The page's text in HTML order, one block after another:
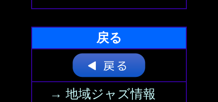
戻る
→ 地域ジャズ情報